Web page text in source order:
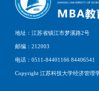
地址：江苏省镇江市梦溪路2号
邮编：212003
电话：0511-84401166 84406541
Copyright 江苏科技大学经济管理